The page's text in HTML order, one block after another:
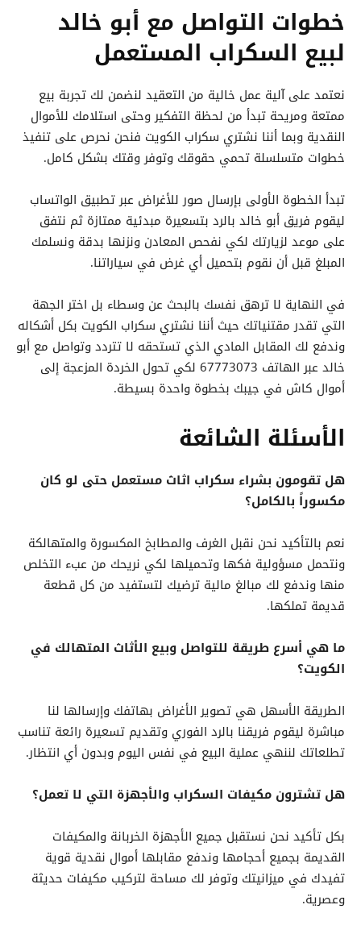
خطوات التواصل مع أبو خالد
لبيع السكراب المستعمل
نعتمد على آلية عمل خالية من التعقيد لنضمن لك تجربة بيع
ممتعة ومريحة تبدأ من لحظة التفكير وحتى استلامك للأموال
النقدية وبما أننا نشتري سكراب الكويت فنحن نحرص على تنفيذ
خطوات متسلسلة تحمي حقوقك وتوفر وقتك بشكل كامل.
تبدأ الخطوة الأولى بإرسال صور للأغراض عبر تطبيق الواتساب
ليقوم فريق أبو خالد بالرد بتسعيرة مبدئية ممتازة ثم نتفق
على موعد لزيارتك لكي نفحص المعادن ونزنها بدقة ونسلمك
المبلغ قبل أن نقوم بتحميل أي غرض في سياراتنا.
في النهاية لا ترهق نفسك بالبحث عن وسطاء بل اختر الجهة
التي تقدر مقتنياتك حيث أننا نشتري سكراب الكويت بكل أشكاله
وندفع لك المقابل المادي الذي تستحقه لا تتردد وتواصل مع أبو
خالد عبر الهاتف 67773073 لكي تحول الخردة المزعجة إلى
أموال كاش في جيبك بخطوة واحدة بسيطة.
الأسئلة الشائعة
هل تقومون بشراء سكراب اثاث مستعمل حتى لو كان
مكسوراً بالكامل؟
نعم بالتأكيد نحن نقبل الغرف والمطابخ المكسورة والمتهالكة
ونتحمل مسؤولية فكها وتحميلها لكي نريحك من عبء التخلص
منها وندفع لك مبالغ مالية ترضيك لتستفيد من كل قطعة
قديمة تملكها.
ما هي أسرع طريقة للتواصل وبيع الأثاث المتهالك في
الكويت؟
الطريقة الأسهل هي تصوير الأغراض بهاتفك وإرسالها لنا
مباشرة ليقوم فريقنا بالرد الفوري وتقديم تسعيرة رائعة تناسب
تطلعاتك لننهي عملية البيع في نفس اليوم وبدون أي انتظار.
هل تشترون مكيفات السكراب والأجهزة التي لا تعمل؟
بكل تأكيد نحن نستقبل جميع الأجهزة الخربانة والمكيفات
القديمة بجميع أحجامها وندفع مقابلها أموال نقدية قوية
تفيدك في ميزانيتك وتوفر لك مساحة لتركيب مكيفات حديثة
وعصرية.